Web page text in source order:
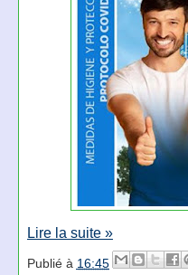
Lire la suite »
Publié à 16:45